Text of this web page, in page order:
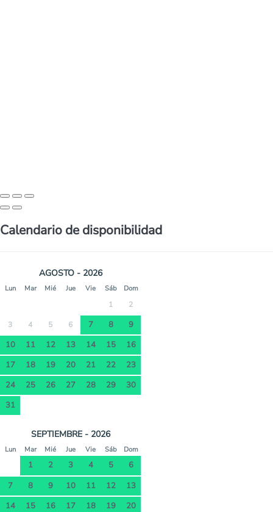
Calendario de disponibilidad
AGOSTO - 2026
Lun Mar Mié Jue Vie Sáb Dom
1 2
3 4 5 6 7 8
9
10
11 12 13 14 15
16
17
18 19 20 21 22
23
24
25 26 27 28 29
30
31
SEPTIEMBRE - 2026
Lun Mar Mié Jue Vie Sáb Dom
1 2 3 4 5
6
7
8 9 10 11 12
13
14
15 16 17 18 19
20